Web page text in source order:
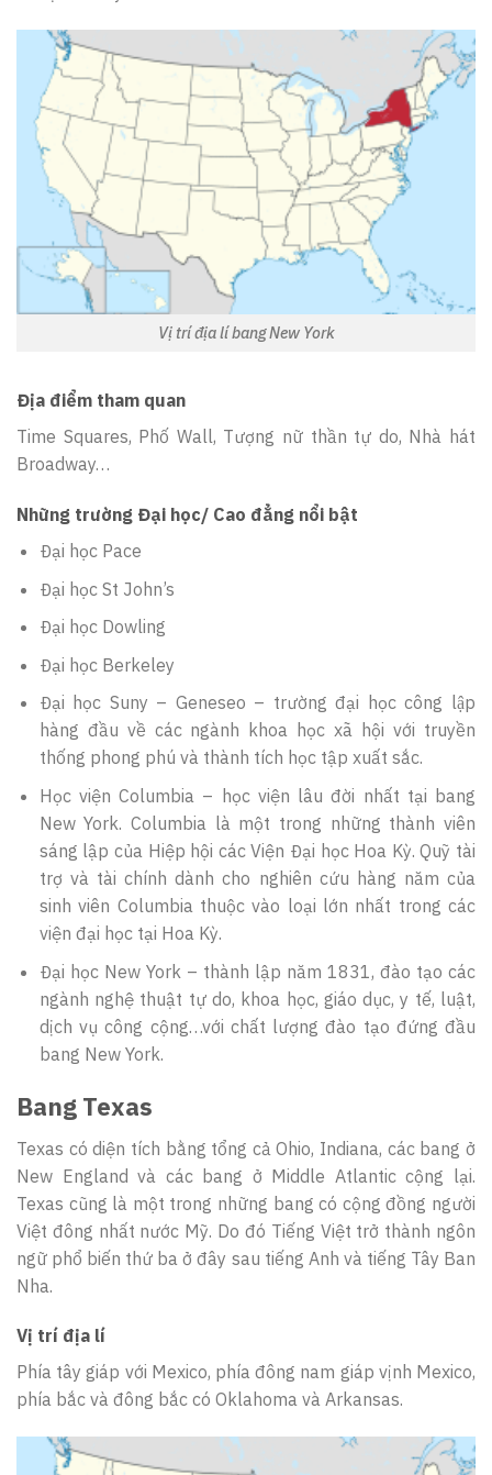
Vị trí địa lí bang New York
Địa điểm tham quan
Time Squares, Phố Wall, Tượng nữ thần tự do, Nhà hát
Broadway…
Những trường Đại học/ Cao đẳng nổi bật
Đại học Pace
Đại học St John’s
Đại học Dowling
Đại học Berkeley
Đại học Suny – Geneseo – trường đại học công lập
hàng đầu về các ngành khoa học xã hội với truyền
thống phong phú và thành tích học tập xuất sắc.
Học viện Columbia – học viện lâu đời nhất tại bang
New York. Columbia là một trong những thành viên
sáng lập của Hiệp hội các Viện Đại học Hoa Kỳ. Quỹ tài
trợ và tài chính dành cho nghiên cứu hàng năm của
sinh viên Columbia thuộc vào loại lớn nhất trong các
viện đại học tại Hoa Kỳ.
Đại học New York – thành lập năm 1831, đào tạo các
ngành nghệ thuật tự do, khoa học, giáo dục, y tế, luật,
dịch vụ công cộng…với chất lượng đào tạo đứng đầu
bang New York.
Bang Texas
Texas có diện tích bằng tổng cả Ohio, Indiana, các bang ở
New England và các bang ở Middle Atlantic cộng lại.
Texas cũng là một trong những bang có cộng đồng người
Việt đông nhất nước Mỹ. Do đó Tiếng Việt trở thành ngôn
ngữ phổ biến thứ ba ở đây sau tiếng Anh và tiếng Tây Ban
Nha.
Vị trí địa lí
Phía tây giáp với Mexico, phía đông nam giáp vịnh Mexico,
phía bắc và đông bắc có Oklahoma và Arkansas.